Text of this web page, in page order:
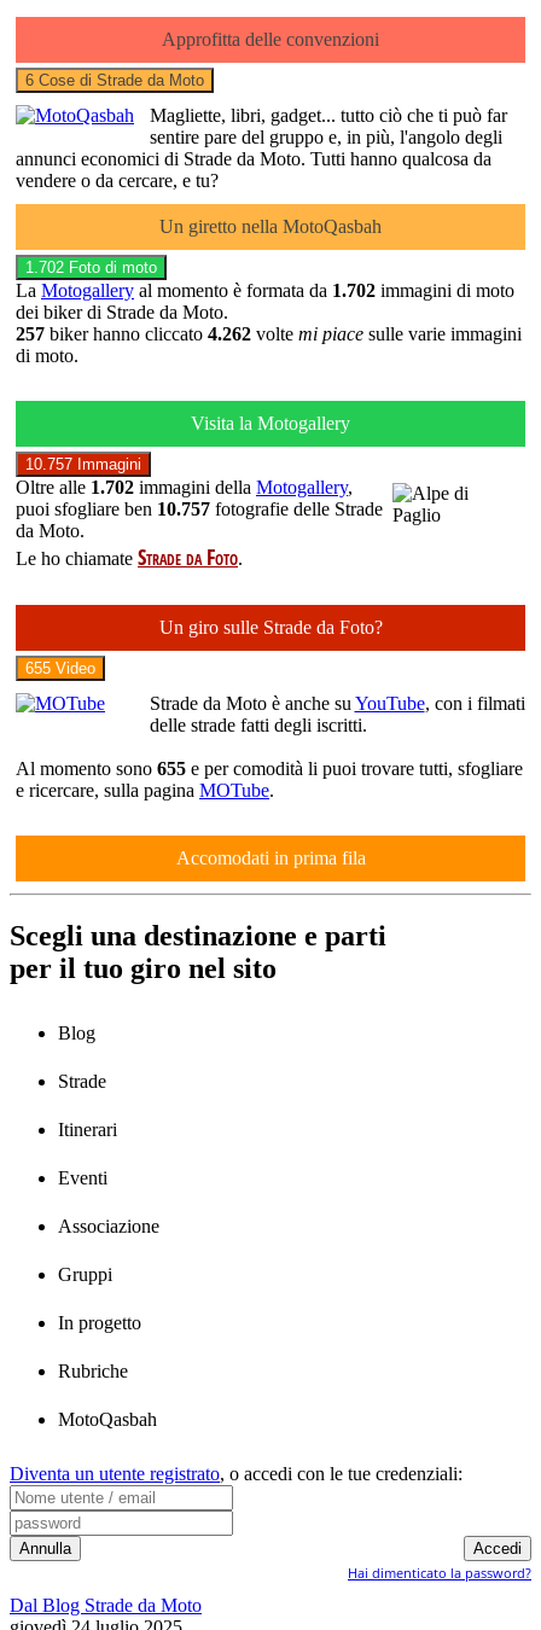
Approfitta delle convenzioni
6 Cose di Strade da Moto
Magliette, libri, gadget... tutto ciò che ti può far
sentire pare del gruppo e, in più, l'angolo degli
annunci economici di Strade da Moto. Tutti hanno qualcosa da
vendere o da cercare, e tu?
Un giretto nella MotoQasbah
1.702 Foto di moto
La Motogallery al momento è formata da 1.702 immagini di moto
dei biker di Strade da Moto.
257 biker hanno cliccato 4.262 volte mi piace sulle varie immagini
di moto.
Visita la Motogallery
10.757 Immagini
Oltre alle 1.702 immagini della Motogallery,
puoi sfogliare ben 10.757 fotografie delle Strade
da Moto.
Le ho chiamate Strade da Foto.
Un giro sulle Strade da Foto?
655 Video
Strade da Moto è anche su YouTube, con i filmati
delle strade fatti degli iscritti.
Al momento sono 655 e per comodità li puoi trovare tutti, sfogliare
e ricercare, sulla pagina MOTube.
Accomodati in prima fila
Scegli una destinazione e parti
per il tuo giro nel sito
Blog
Strade
Itinerari
Eventi
Associazione
Gruppi
In progetto
Rubriche
MotoQasbah
Diventa un utente registrato, o accedi con le tue credenziali:
Hai dimenticato la password?
Dal Blog Strade da Moto